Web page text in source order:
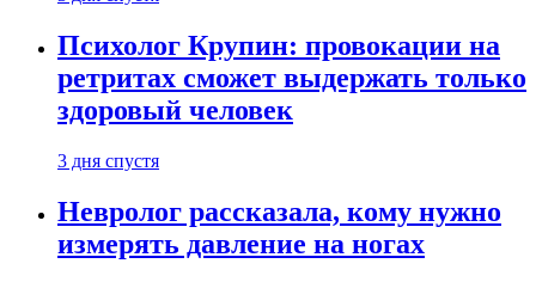
Психолог Крупин: провокации на
ретритах сможет выдержать только
здоровый человек
3 дня спустя
Невролог рассказала, кому нужно
измерять давление на ногах